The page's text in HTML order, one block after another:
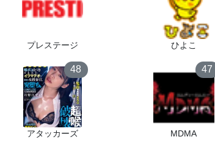
プレステージ ひよこ
48
アタッカーズ
47
MDMA